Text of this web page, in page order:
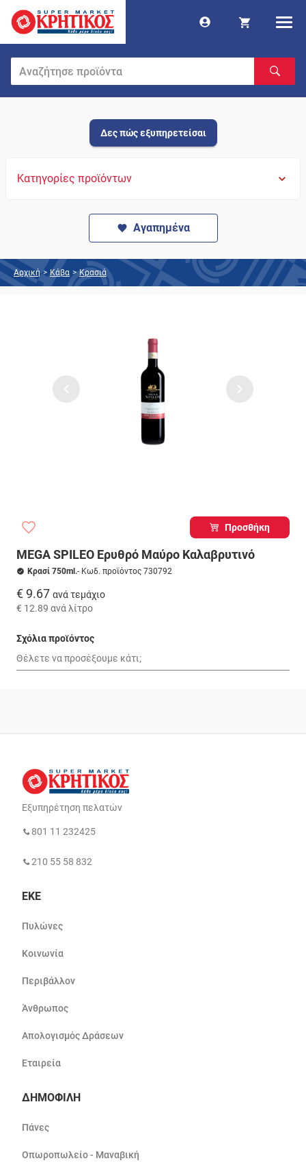
Δες πώς εξυπηρετείσαι
Κατηγορίες προϊόντων
Αγαπημένα
Αρχική > Κάβα > Κρασιά
Προσθήκη
MEGA SPILEO Ερυθρό Μαύρο Καλαβρυτινό
Κρασί 750ml.- Κωδ. προϊόντος 730792
€ 9.67 ανά τεμάχιο
€ 12.89 ανά λίτρο
Σχόλια προϊόντος
Εξυπηρέτηση πελατών
801 11 232425
210 55 58 832
ΕΚΕ
Πυλώνες
Κοινωνία
Περιβάλλον
Άνθρωπος
Απολογισμός Δράσεων
Εταιρεία
ΔΗΜΟΦΙΛΗ
Πάνες
Οπωροπωλείο - Μαναβική